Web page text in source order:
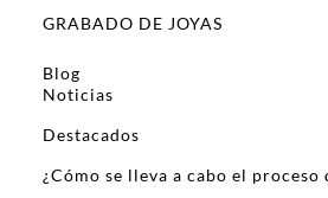
GRABADO DE JOYAS
Blog
Noticias
Destacados
¿Cómo se lleva a cabo el proceso